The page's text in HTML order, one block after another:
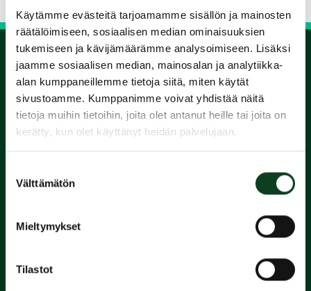
Käytämme evästeitä tarjoamamme sisällön ja mainosten
räätälöimiseen, sosiaalisen median ominaisuuksien
tukemiseen ja kävijämäärämme analysoimiseen. Lisäksi
jaamme sosiaalisen median, mainosalan ja analytiikka-
alan kumppaneillemme tietoja siitä, miten käytät
sivustoamme. Kumppanimme voivat yhdistää näitä
tietoja muihin tietoihin, joita olet antanut heille tai joita on
kerätty, kun olet käyttänyt heidän palvelujaan.
valinta
Välttämätön
Mieltymykset
Tilastot
1.
Varaa
alkeiskurssi
2.
Suorita